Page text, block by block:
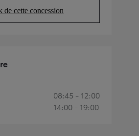
de cette concession
(Opens in new tab)
08:45 - 12:00
14:00 - 19:00